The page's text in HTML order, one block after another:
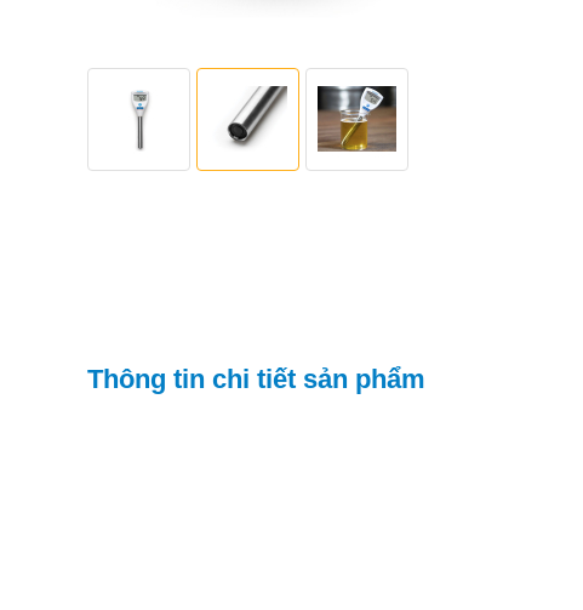
Thông tin chi tiết sản phẩm